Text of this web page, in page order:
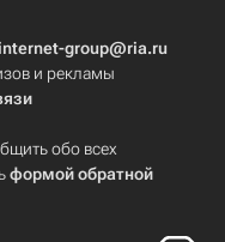
group@ria.ru
и рекламы
обо всех
формой обратной